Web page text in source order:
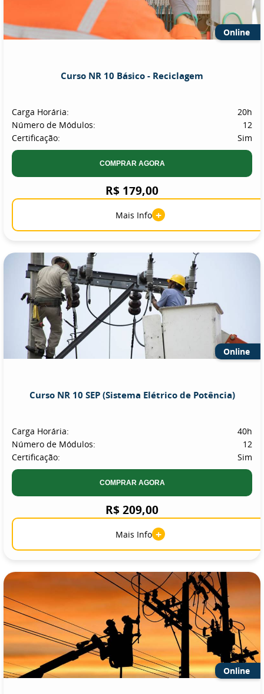
Online
Curso NR 10 Básico - Reciclagem
Carga Horária:
20h
Número de Módulos:
12
Certificação:
Sim
COMPRAR AGORA
R$ 179,00
Mais Info +
Online
Curso NR 10 SEP (Sistema Elétrico de Potência)
Carga Horária:
40h
Número de Módulos:
12
Certificação:
Sim
COMPRAR AGORA
R$ 209,00
Mais Info +
Online